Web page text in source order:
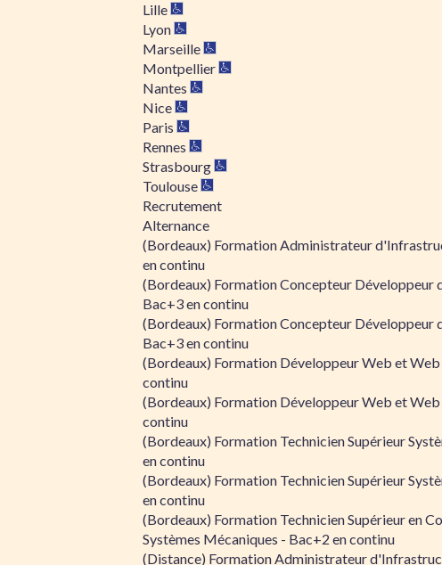
Lille
Lyon
Marseille
Montpellier
Nantes
Nice
Paris
Rennes
Strasbourg
Toulouse
Recrutement
Alternance
(Bordeaux) Formation Administrateur
en continu
(Bordeaux) Formation Concepteur Développeur
Bac+3 en continu
(Bordeaux) Formation Concepteur Développeur
Bac+3 en continu
(Bordeaux) Formation Développeur Web et
continu
(Bordeaux) Formation Développeur Web et
continu
(Bordeaux) Formation Technicien Supérieur
en continu
(Bordeaux) Formation Technicien Supérieur
en continu
(Bordeaux) Formation Technicien Supérieur en
Systèmes Mécaniques - Bac+2 en continu
(Distance) Formation Administrateur